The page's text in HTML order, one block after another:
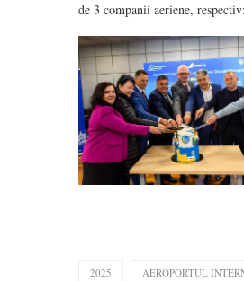
de 3 companii aeriene,
2025 AEROPORTUL